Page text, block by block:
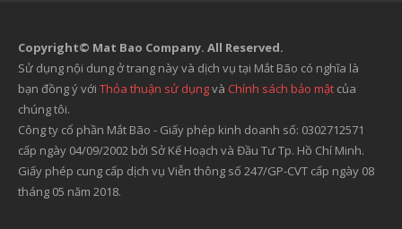
Copyright© Mat Bao Company. All Reserved.
Sử dụng nội dung ở trang này và dịch vụ tại Mắt Bão có nghĩa là
bạn đồng ý với Thỏa thuận sử dụngvà Chính sách bảo mật của
chúng tôi.
Công ty cổ phần Mắt Bão - Giấy phép kinh doanh số: 0302712571
cấp ngày 04/09/2002 bởi Sở Kế Hoạch và Đầu Tư Tp. Hồ Chí Minh.
Giấy phép cung cấp dịch vụ Viễn thông số 247/GP-CVT cấp ngày 08
tháng 05 năm 2018.